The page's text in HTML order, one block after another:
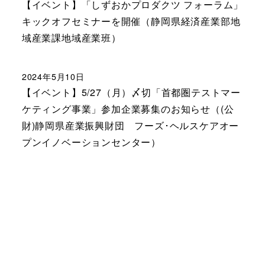
【イベント】「しずおかプロダクツ フォーラム」
キックオフセミナーを開催（静岡県経済産業部地
域産業課地域産業班）
【イベント】5/27（月）〆切「首都圏テストマー
ケティング事業」参加企業募集のお知らせ（(公
財)静岡県産業振興財団 フーズ･ヘルスケアオー
プンイノベーションセンター）
2024年5月10日